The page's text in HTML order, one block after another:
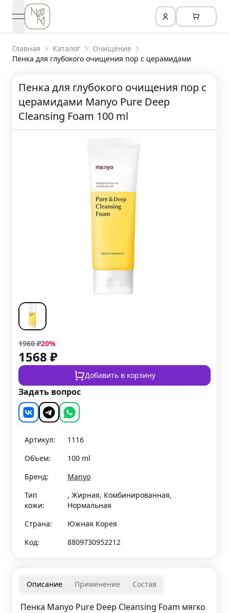
open navigation menu
Главная Каталог
Очищение
Пенка для глубокого очищения пор с церамидами
Пенка для глубокого очищения пор с
церамидами Manyo Pure Deep
Cleansing Foam 100 ml
Артикул:
1116
Объем:
100 ml
Бренд:
Manyo
Тип
кожи:
, Жирная, Комбинированная,
Нормальная
Страна:
Южная Корея
Код:
8809730952212
1960₽20%
1568 ₽
Добавить в корзину
Задать вопрос
Описание Применение Состав
Пенка Manyo Pure Deep Cleansing Foam мягко